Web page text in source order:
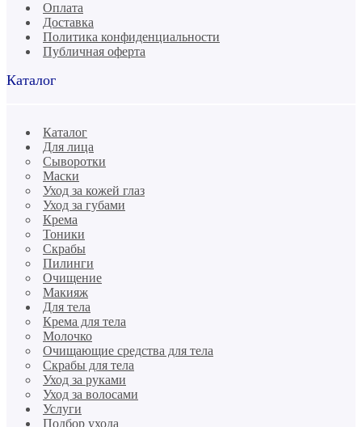
Оплата
Доставка
Политика конфиденциальности
Публичная оферта
Каталог
Каталог
Для лица
Сыворотки
Маски
Уход за кожей глаз
Уход за губами
Крема
Тоники
Скрабы
Пилинги
Очищение
Макияж
Для тела
Крема для тела
Молочко
Очищающие средства для тела
Скрабы для тела
Уход за руками
Уход за волосами
Услуги
Подбор ухода